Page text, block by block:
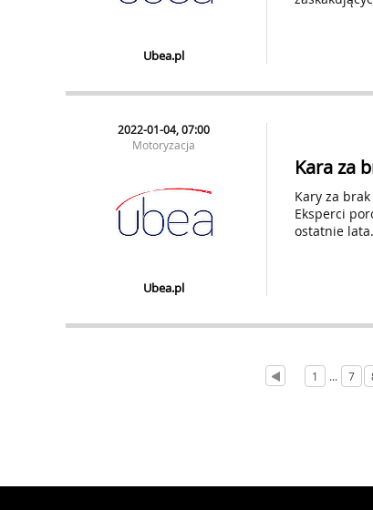
Ubea.pl
2022-01-04, 07:00
Motoryzacja
Ubea.pl
Kara za
Kary za
Eksperci
ostatnie lata.
1 ... 7